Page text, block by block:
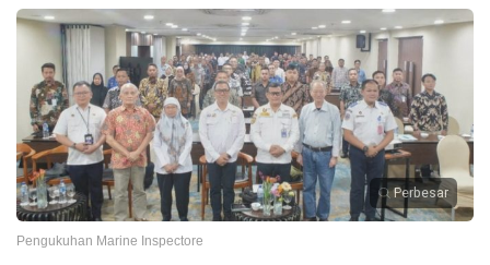
Perbesar
Pengukuhan Marine Inspectore